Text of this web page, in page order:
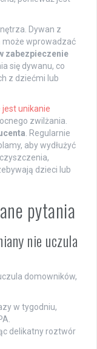
Dywan z
może wprowadzać
zabezpieczenie
się dywanu, co
z dziećmi lub
unikanie
zwilżania.
. Regularnie
aby wydłużyć
dzieci lub
pytania
nie uczula
domowników,
w tygodniu,
delikatny roztwór